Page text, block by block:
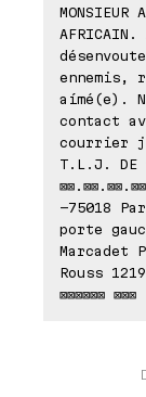
MONSIEUR
ennemis,
aímé(e).
contact
courrier
T.L.J. DE
-75018
porte
Marcadet
Rouss
⊠⊠⊠⊠⊠⊠ ⊠⊠⊠